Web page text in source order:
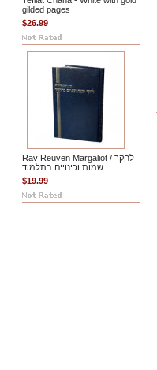
gilded pages
$26.99
Rav Reuven Margaliot / לחקר
שמות וכינויים בתלמוד
$19.99